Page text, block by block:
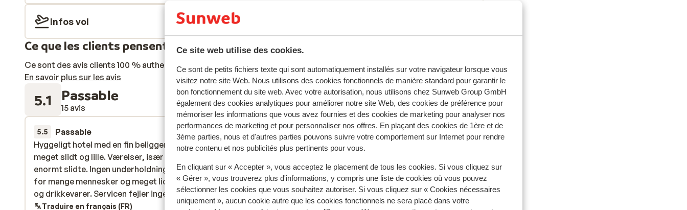
Ce site web utilise des cookies.
Ce sont de petits fichiers texte qui sont automatiquement installés sur votre navigateur lorsque vous
visitez notre site Web. Nous utilisons des cookies fonctionnels de manière standard pour garantir le
bon fonctionnement du site web. Avec votre autorisation, nous utilisons chez Sunweb Group GmbH
également des cookies analytiques pour améliorer notre site Web, des cookies de préférence pour
mémoriser les informations que vous avez fournies et des cookies de marketing pour analyser nos
performances de marketing et pour personnaliser nos offres. En plaçant des cookies de 1ère et de
3ème parties, nous et d'autres parties pouvons suivre votre comportement sur Internet pour rendre
notre contenu et nos publicités plus pertinents pour vous.
En cliquant sur « Accepter », vous acceptez le placement de tous les cookies. Si vous cliquez sur
« Gérer », vous trouverez plus d'informations, y compris une liste de cookies où vous pouvez
sélectionner les cookies que vous souhaitez autoriser. Si vous cliquez sur « Cookies nécessaires
uniquement », aucun cookie autre que les cookies fonctionnels ne sera placé dans votre
Infos vol
Ce que les clients pensent
Ce sont des avis clients 100 % authentiques qui reflètent fidèlement leur expérience avec notre produit.
En savoir plus sur les avis
5.1 Passable
15 avis Réservé principalement par familles
5.5 Passable
2 août 2025
Hyggeligt hotel med en fin beliggenhed, men det er
meget slidt og lille. Værelser, især badeværelse er
enormt slidte. Ingen underholdning, en lille pool med alt
for mange mennesker og meget lidt variation i maden
og drikkevarer. Servicen fejler ingenting, de er enormt
søde og hjælpsomme, dog er der meget få der taler
Hyggeligt hotel med en fin beliggenhed, men det er
meget slidt og lille. Værelser, især badeværelse er
enormt slidte. Ingen underholdning, en lille pool med alt
for mange mennesker og meget lidt variation i maden
og drikkevarer. Servicen fejler ingenting,...plus
Traduire en français (FR)
5.9 Passable
12 juil. 2025
Everything was great - great hospitality, great foods,
during showers, no room service/clean, bathroom
generally not clean okay
Everything was great - great hospitality, great foods,
during showers, no room service/clean, bathroom
generally not clean okay
Traduire en français (FR)